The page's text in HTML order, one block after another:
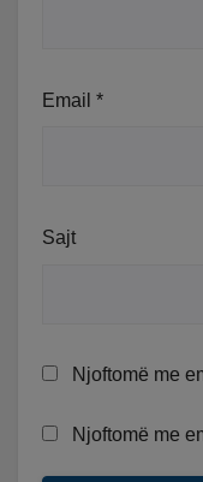
Email *
Sajt
Njoftomë me
Njoftomë me